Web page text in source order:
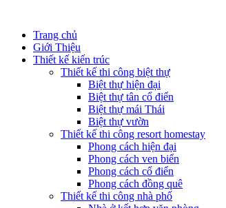
Trang chủ
Giới Thiệu
Thiết kế kiến trúc
Thiết kế thi công biệt thự
Biệt thự hiện đại
Biệt thự tân cổ điển
Biệt thự mái Thái
Biệt thự vườn
Thiết kế thi công resort homestay
Phong cách hiện đại
Phong cách ven biển
Phong cách cổ điển
Phong cách đồng quê
Thiết kế thi công nhà phố